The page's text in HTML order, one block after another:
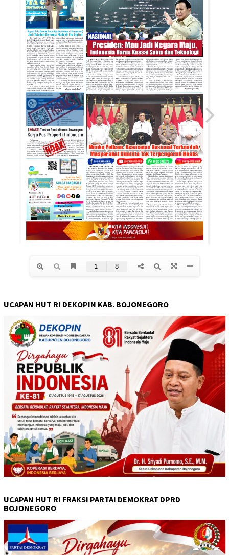
UCAPAN HUT RI DEKOPIN KAB. BOJONEGORO
UCAPAN HUT RI FRAKSI PARTAI DEMOKRAT DPRD
BOJONEGORO